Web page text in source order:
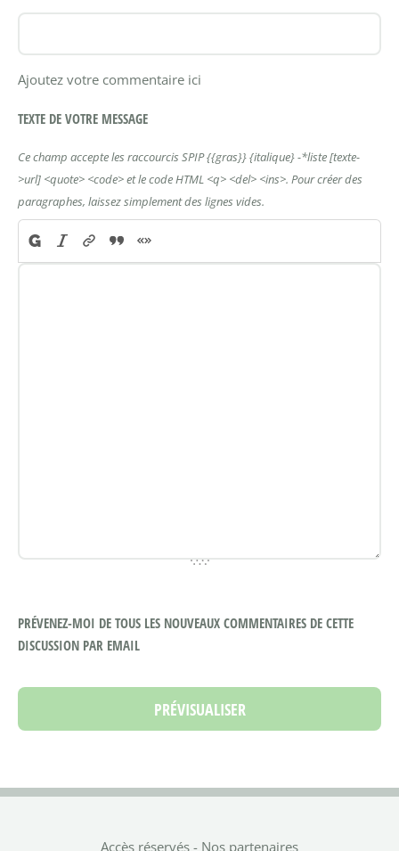
Ajoutez votre commentaire ici
TEXTE DE VOTRE MESSAGE
Ce champ accepte les raccourcis SPIP{{gras}}{italique}-*liste[texte-
>url] <quote> <code>et le code HTML <q> <del> <ins>. Pour créer des
paragraphes, laissez simplement des lignes vides.
PRÉVENEZ-MOI DE TOUS LES NOUVEAUX COMMENTAIRES DE CETTE
DISCUSSION PAR EMAIL
Accès réservés - Nos partenaires